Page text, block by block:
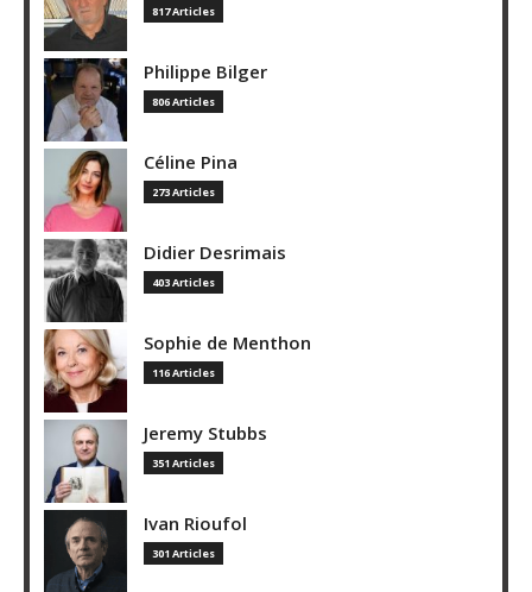
817 Articles
Philippe Bilger
806 Articles
Céline Pina
273 Articles
Didier Desrimais
403 Articles
Sophie de Menthon
116 Articles
Jeremy Stubbs
351 Articles
Ivan Rioufol
301 Articles